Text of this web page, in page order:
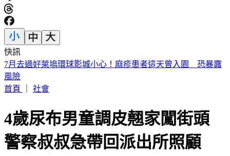
快訊
快訊／宜蘭2層樓民宅起火「全面燃燒」 2童急逃
首頁
4歲尿布男童調皮翹家闖街頭
警察叔叔急帶回派出所照顧